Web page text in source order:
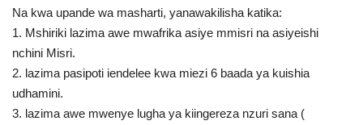
Na kwa upande wa masharti, yanawakilisha katika:
1. Mshiriki lazima awe mwafrika asiye mmisri na asiyeishi
nchini Misri.
2. lazima pasipoti iendelee kwa miezi 6 baada ya kuishia
udhamini.
3. lazima awe mwenye lugha ya kiingereza nzuri sana (